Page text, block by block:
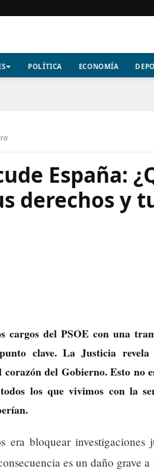
POLÍTICA ECONOMÍA
España:
derechos y
cargos del PSOE con una
clave. La Justicia
del Gobierno. Esto no
los que vivimos con la
era bloquear investigaciones
es un daño grave